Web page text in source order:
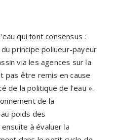
qui font consensus :
principe pollueur-payeur
via les agences sur la
pas être remis en cause
de la politique de l'eau ».
de la
poids des
à évaluer la